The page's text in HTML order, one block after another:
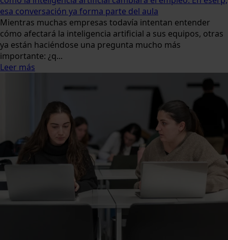
esa conversación ya forma parte del aula
Mientras muchas empresas todavía intentan entender
cómo afectará la inteligencia artificial a sus equipos, otras
ya están haciéndose una pregunta mucho más
importante: ¿q...
Leer más